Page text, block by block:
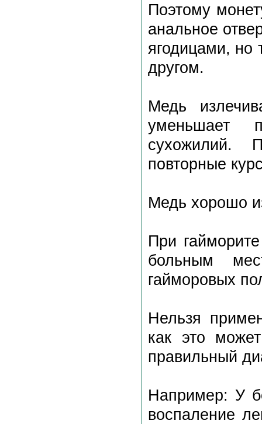
Поэтому
анальное
ягодицами, но
другом.
Медь
уменьшает
сухожилий.
повторные
Медь хорошо
При
больным
гайморовых
Нельзя
как это
правильный
Например: У
воспаление